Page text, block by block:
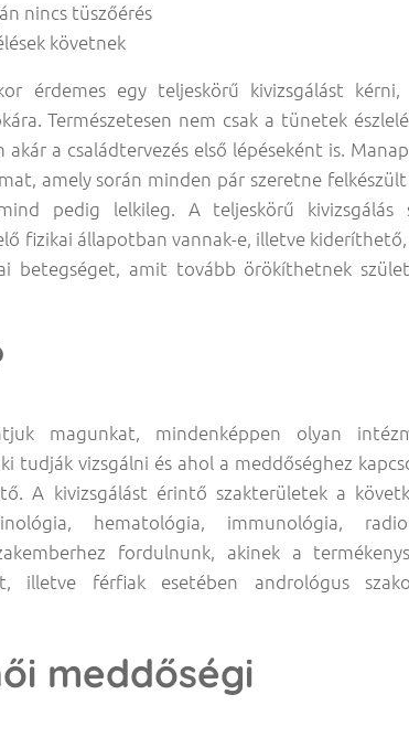
nincs tüszőérés
követnek
érdemes egy teljeskörű kivizsgálást kérni,
Természetesen nem csak a tünetek
a családtervezés első lépéseként is.
amely során minden pár szeretne
pedig lelkileg. A teljeskörű kivizsgálás
fizikai állapotban vannak-e, illetve
betegséget, amit tovább örökíthetnek
magunkat, mindenképpen olyan
tudják vizsgálni és ahol a meddőséghez
A kivizsgálást érintő szakterületek a
hematológia, immunológia,
fordulnunk, akinek a
illetve férfiak esetében andrológus
meddőségi